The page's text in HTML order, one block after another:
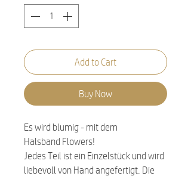
Add to Cart
Buy Now
Es wird blumig - mit dem
Halsband Flowers!
Jedes Teil ist ein Einzelstück und wird
liebevoll von Hand angefertigt. Die